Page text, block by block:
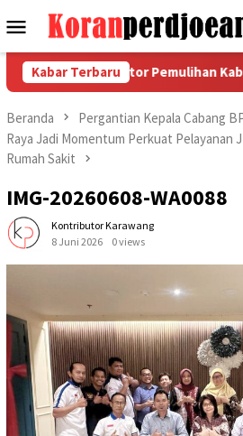
ke
Menu
Mobile
Kabar Terbaru
Indikator Pemulihan
Beranda
Pergantian Kepala Cabang
Raya Jadi Momentum Perkuat Pelayanan
Rumah Sakit
IMG-20260608-WA0088
Kontributor Karawang
8 Juni 2026
0 views